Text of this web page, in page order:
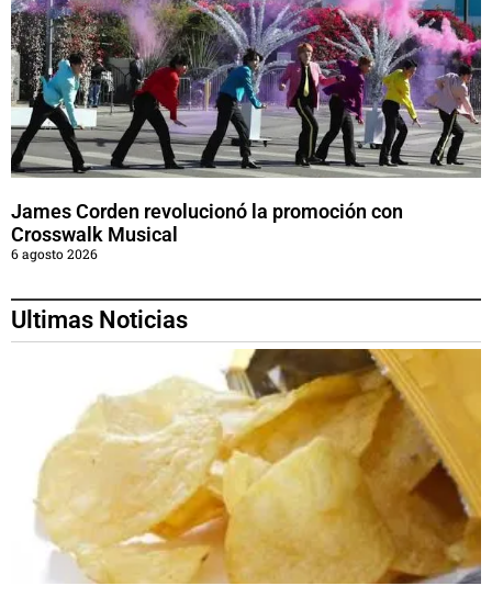
James Corden revolucionó la promoción con
Crosswalk Musical
6 agosto 2026
Ultimas Noticias